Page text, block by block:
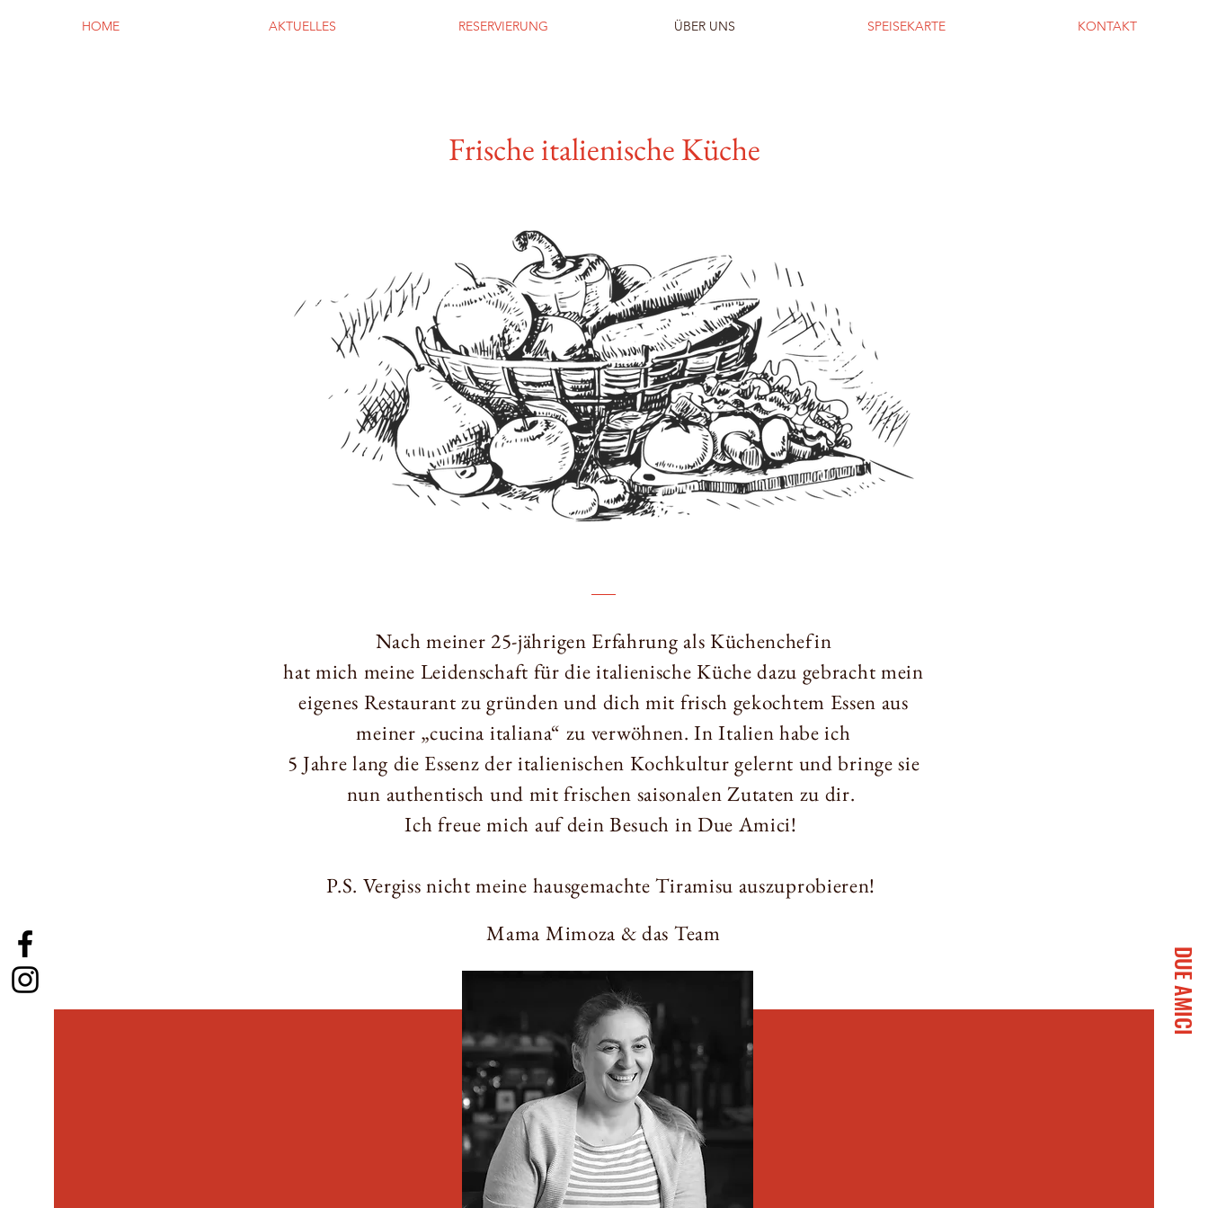
HOME AKTUELLES RESERVIERUNG ÜBER UNS SPEISEKARTE KONTAKT
DUE AMICI
Frische italienische Küche
Nach meiner 25-jährigen Erfahrung als Küchenchefin
hat mich meine Leidenschaft für die italienische Küche dazu gebracht mein
eigenes Restaurant zu gründen und dich mit frisch gekochtem Essen aus
meiner „cucina italiana“ zu verwöhnen. In Italien habe ich
5 Jahre lang die Essenz der italienischen Kochkultur gelernt und bringe sie
nun authentisch und mit frischen saisonalen Zutaten zu dir.
Ich freue mich auf dein Besuch in Due Amici!
P.S. Vergiss nicht meine hausgemachte Tiramisu auszuprobieren!
Mama Mimoza & das Team